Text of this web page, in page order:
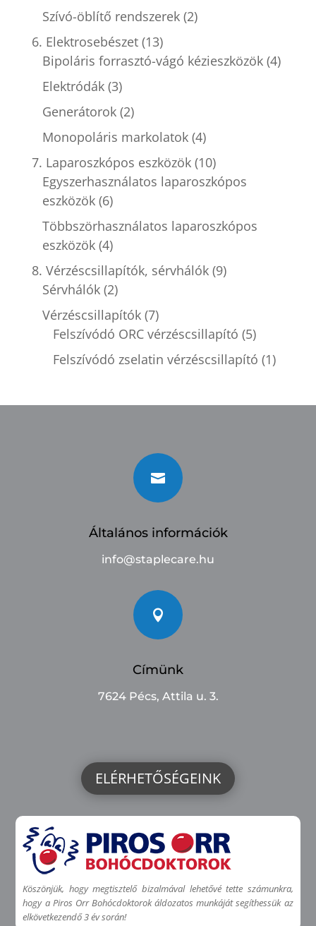
Szívó-öblítő rendszerek (2)
6. Elektrosebészet (13)
Bipoláris forrasztó-vágó kézieszközök (4)
Elektródák (3)
Generátorok (2)
Monopoláris markolatok (4)
7. Laparoszkópos eszközök (10)
Egyszerhasználatos laparoszkópos
eszközök (6)
Többszörhasználatos laparoszkópos
eszközök (4)
8. Vérzéscsillapítók, sérvhálók (9)
Sérvhálók (2)
Vérzéscsillapítók (7)
Felszívódó ORC vérzéscsillapító (5)
Felszívódó zselatin vérzéscsillapító (1)

Általános információk
info@staplecare.hu

Címünk
7624 Pécs, Attila u. 3.
ELÉRHETŐSÉGEINK
Köszönjük, hogy megtisztelő bizalmával lehetővé tette számunkra,
hogy a Piros Orr Bohócdoktorok áldozatos munkáját segíthessük az
elkövetkezendő 3 év során!